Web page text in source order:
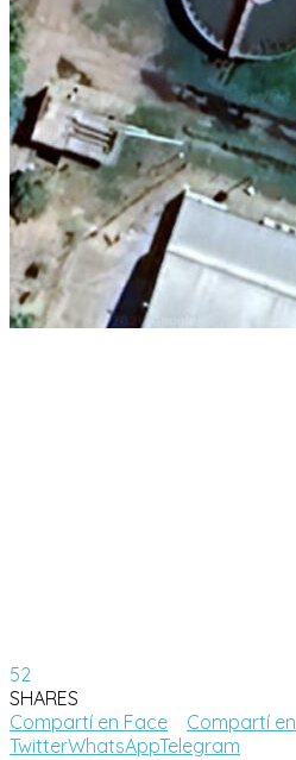
52
SHARES
Compartí en Face
Compartí en
TwitterWhatsAppTelegram